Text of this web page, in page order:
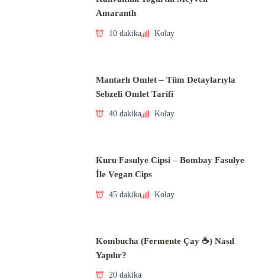
Amaranth
10 dakika Kolay
Mantarlı Omlet – Tüm Detaylarıyla
Sebzeli Omlet Tarifi
40 dakika Kolay
Kuru Fasulye Cipsi – Bombay Fasulye
İle Vegan Cips
45 dakika Kolay
Kombucha (Fermente Çay ☕) Nasıl
Yapılır?
20 dakika